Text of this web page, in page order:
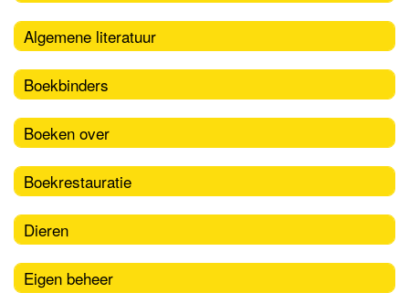
Algemene literatuur
Boekbinders
Boeken over
Boekrestauratie
Dieren
Eigen beheer